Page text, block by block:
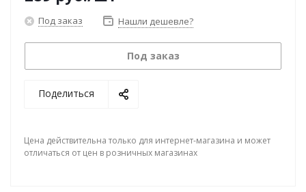
Под заказ Нашли дешевле?
Под заказ
Поделиться
Цена действительна только для интернет-магазина и может
отличаться от цен в розничных магазинах